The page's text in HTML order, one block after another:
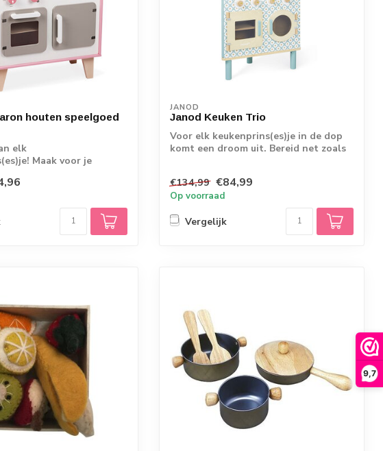
9,7
houten speelgoed
elk
Maak voor je
JANOD
Janod Keuken Trio
Voor elk keukenprins(es)je in de dop
komt een droom uit. Bereid net zoals
€134,99 €84,99
Op voorraad
Vergelijk